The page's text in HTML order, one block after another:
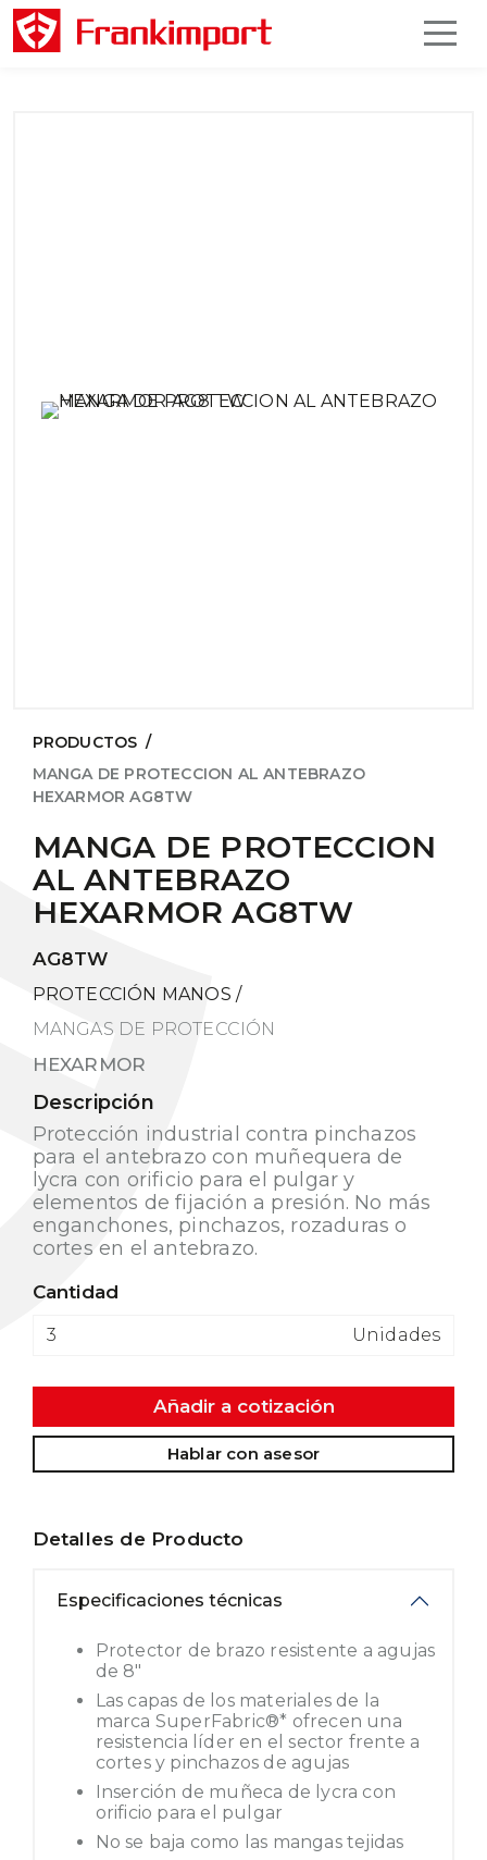
PRODUCTOS /
MANGA DE PROTECCION AL ANTEBRAZO
HEXARMOR AG8TW
MANGA DE PROTECCION
AL ANTEBRAZO
HEXARMOR AG8TW
AG8TW
PROTECCIÓN MANOS /
MANGAS DE PROTECCIÓN
HEXARMOR
Descripción
Protección industrial contra pinchazos
para el antebrazo con muñequera de
lycra con orificio para el pulgar y
elementos de fijación a presión. No más
enganchones, pinchazos, rozaduras o
cortes en el antebrazo.
Cantidad
Unidades
Añadir a cotización
Hablar con asesor
Detalles de Producto
Especificaciones técnicas
Protector de brazo resistente a agujas
de 8"
Las capas de los materiales de la
marca SuperFabric®* ofrecen una
resistencia líder en el sector frente a
cortes y pinchazos de agujas
Inserción de muñeca de lycra con
orificio para el pulgar
No se baja como las mangas tejidas